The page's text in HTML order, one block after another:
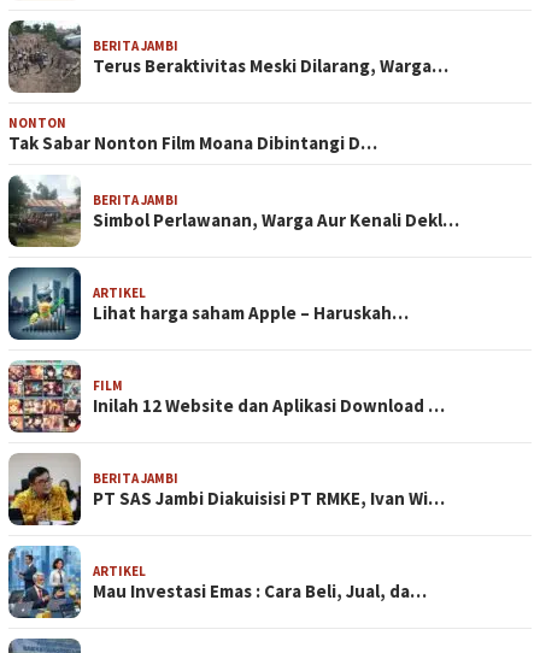
BERITA JAMBI
Terus Beraktivitas Meski Dilarang, Warga…
NONTON
Tak Sabar Nonton Film Moana Dibintangi D…
BERITA JAMBI
Simbol Perlawanan, Warga Aur Kenali Dekl…
ARTIKEL
Lihat harga saham Apple – Haruskah…
FILM
Inilah 12 Website dan Aplikasi Download …
BERITA JAMBI
PT SAS Jambi Diakuisisi PT RMKE, Ivan Wi…
ARTIKEL
Mau Investasi Emas : Cara Beli, Jual, da…